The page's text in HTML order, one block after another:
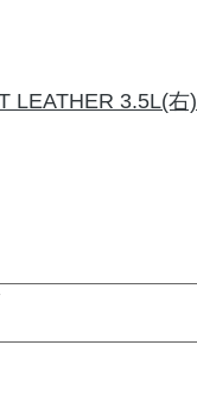
LEATHER 3.5L(右)